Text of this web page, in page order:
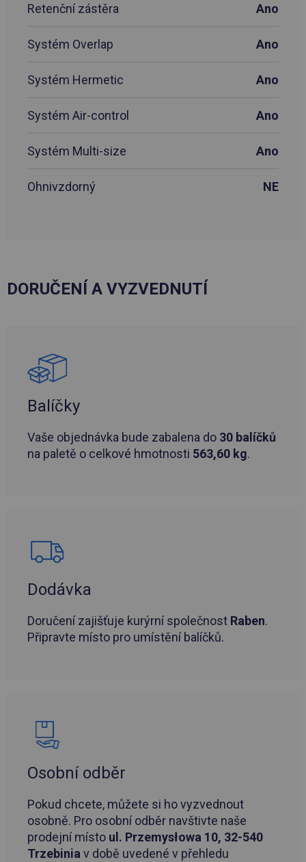
Retenční zástěra Ano
Systém Overlap Ano
Systém Hermetic Ano
Systém Air-control Ano
Systém Multi-size Ano
Ohnivzdorný NE
DORUČENÍ A VYZVEDNUTÍ
Balíčky
Vaše objednávka bude zabalena do 30 balíčků
na paletě o celkové hmotnosti 563,60 kg.
Dodávka
Doručení zajišťuje kurýrní společnost Raben.
Připravte místo pro umístění balíčků.
Osobní odběr
Pokud chcete, můžete si ho vyzvednout
osobně. Pro osobní odběr navštivte naše
prodejní místo ul. Przemysłowa 10, 32-540
Trzebiniav době uvedené v přehledu